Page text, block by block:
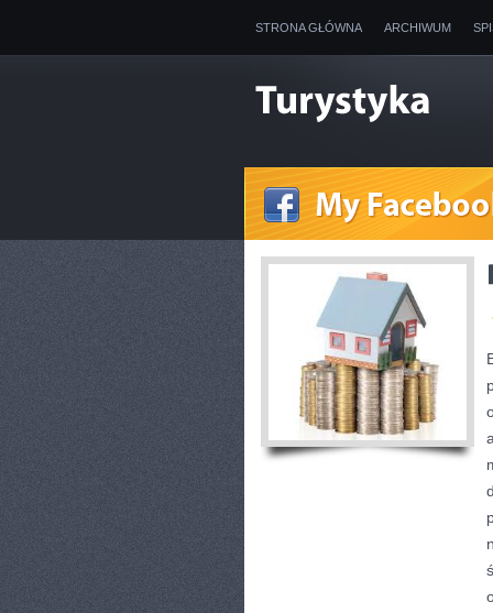
STRONA GŁÓWNA ARCHIWUM